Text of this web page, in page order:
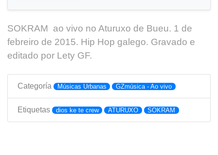
SOKRAM ao vivo no Aturuxo de Bueu. 1 de
febreiro de 2015. Hip Hop galego. Gravado e
editado por Lety GF.
Categoría Músicas Urbanas GZmúsica - Ao vivo
Etiquetas dios ke te crew ATURUXO SOKRAM